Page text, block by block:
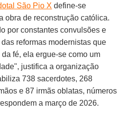
São Pio X define-se
obra de reconstrução católica.
por constantes convulsões e
reformas modernistas que
fé, ela ergue-se como um
justifica a organização
738 sacerdotes, 268
e 87 irmãs oblatas, números
a março de 2026.